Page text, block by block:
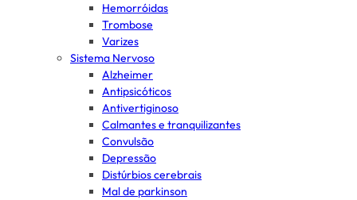
Hemorróidas
Trombose
Varizes
Sistema Nervoso
Alzheimer
Antipsicóticos
Antivertiginoso
Calmantes e tranquilizantes
Convulsão
Depressão
Distúrbios cerebrais
Mal de parkinson